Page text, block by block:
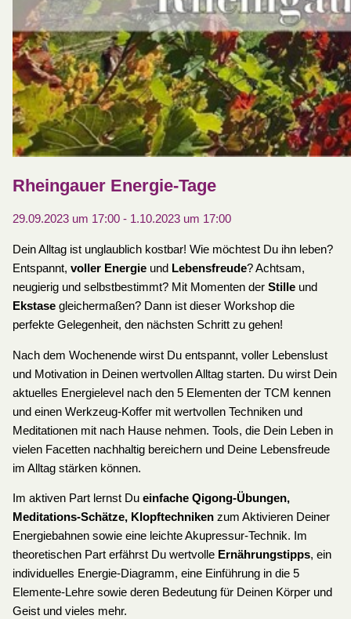
Rheingauer Energie-Tage
29.09.2023 um 17:00- 1.10.2023 um 17:00
Dein Alltag ist unglaublich kostbar! Wie möchtest Du ihn leben?
Entspannt, voller Energieund Lebensfreude? Achtsam,
neugierig und selbstbestimmt? Mit Momenten der Stilleund
Ekstasegleichermaßen? Dann ist dieser Workshop die
perfekte Gelegenheit, den nächsten Schritt zu gehen!
Nach dem Wochenende wirst Du entspannt, voller Lebenslust
und Motivation in Deinen wertvollen Alltag starten. Du wirst Dein
aktuelles Energielevel nach den 5 Elementen der TCM kennen
und einen Werkzeug-Koffer mit wertvollen Techniken und
Meditationen mit nach Hause nehmen. Tools, die Dein Leben in
vielen Facetten nachhaltig bereichern und Deine Lebensfreude
im Alltag stärken können.
Im aktiven Part lernst Du einfache Qigong-Übungen,
Meditations-Schätze, Klopftechnikenzum Aktivieren Deiner
Energiebahnen sowie eine leichte Akupressur-Technik. Im
theoretischen Part erfährst Du wertvolle Ernährungstipps, ein
individuelles Energie-Diagramm, eine Einführung in die 5
Elemente-Lehre sowie deren Bedeutung für Deinen Körper und
Geist und vieles mehr.